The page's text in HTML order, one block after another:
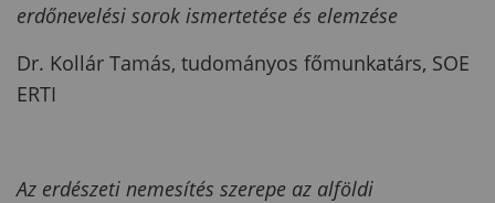
erdőnevelési sorok ismertetése és elemzése
Dr. Kollár Tamás, tudományos főmunkatárs, SOE
ERTI
Az erdészeti nemesítés szerepe az alföldi